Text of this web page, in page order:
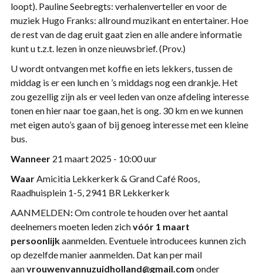
loopt). Pauline Seebregts: verhalenverteller en voor de
muziek Hugo Franks: allround muzikant en entertainer. Hoe
de rest van de dag eruit gaat zien en alle andere informatie
kunt u t.z.t. lezen in onze nieuwsbrief. (Prov.)
U wordt ontvangen met koffie en iets lekkers, tussen de
middag is er een lunch en ’s middags nog een drankje. Het
zou gezellig zijn als er veel leden van onze afdeling interesse
tonen en hier naar toe gaan, het is ong. 30 km en we kunnen
met eigen auto’s gaan of bij genoeg interesse met een kleine
bus.
Wanneer21 maart 2025 - 10:00 uur
WaarAmicitia Lekkerkerk & Grand Café Roos,
Raadhuisplein 1-5, 2941 BR Lekkerkerk
AANMELDEN:Om controle te houden over het aantal
deelnemers moeten leden zichvóór 1 maart
persoonlijkaanmelden. Eventuele introducees kunnen zich
op dezelfde manier aanmelden. Dat kan per mail
aanvrouwenvannuzuidholland@gmail.com onder